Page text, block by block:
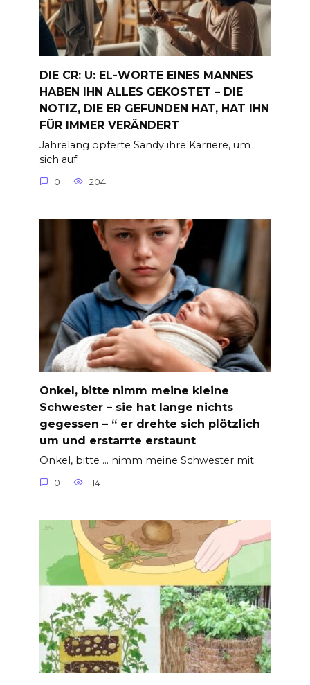
DIE CR: U: EL-WORTE EINES MANNES
HABEN IHN ALLES GEKOSTET – DIE
NOTIZ, DIE ER GEFUNDEN HAT, HAT IHN
FÜR IMMER VERÄNDERT
Jahrelang opferte Sandy ihre Karriere, um
sich auf
0 204
Onkel, bitte nimm meine kleine
Schwester – sie hat lange nichts
gegessen – “ er drehte sich plötzlich
um und erstarrte erstaunt
Onkel, bitte … nimm meine Schwester mit.
0 114